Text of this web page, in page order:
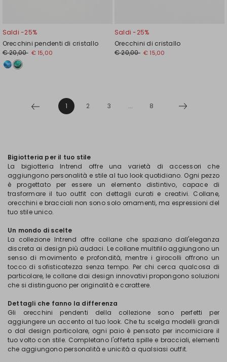
Saldi -25%
Orecchini pendenti di cristallo
€ 20,00 € 15,00
Saldi -25%
Orecchini di cristallo
€ 20,00 € 15,00
1 2 3 ... 8
Bigiotteria per il tuo stile
La bigiotteria Intrend offre una varietà di accessori che
aggiungono personalità e stile al tuo look quotidiano. Ogni pezzo
è progettato per essere un elemento distintivo, capace di
trasformare il tuo outfit con dettagli curati e creativi. Collane,
orecchini e bracciali non sono solo ornamenti, ma espressioni del
tuo stile unico.
Un mondo di scelte
La collezione Intrend offre collane che spaziano dall'eleganza
discreta ai design più audaci. Le collane multifilo aggiungono un
senso di movimento e profondità, mentre i girocolli offrono un
tocco di sofisticatezza senza tempo. Per chi cerca qualcosa di
particolare, le collane dai design innovativi propongono soluzioni
che si distinguono per originalità e carattere.
Dettagli che fanno la differenza
Gli orecchini pendenti della collezione sono perfetti per
aggiungere un accento al tuo look. Che tu scelga modelli grandi
o dal design particolare, ogni paio è pensato per incorniciare il
tuo volto con stile. Completano l'offerta spille e bracciali, elementi
che aggiungono personalità e unicità a qualsiasi outfit.